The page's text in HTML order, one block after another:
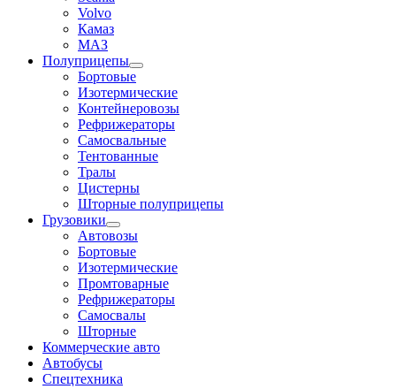
Volvo
Камаз
МАЗ
Полуприцепы
Бортовые
Изотермические
Контейнеровозы
Рефрижераторы
Самосвальные
Тентованные
Тралы
Цистерны
Шторные полуприцепы
Грузовики
Автовозы
Бортовые
Изотермические
Промтоварные
Рефрижераторы
Самосвалы
Шторные
Коммерческие авто
Автобусы
Спецтехника